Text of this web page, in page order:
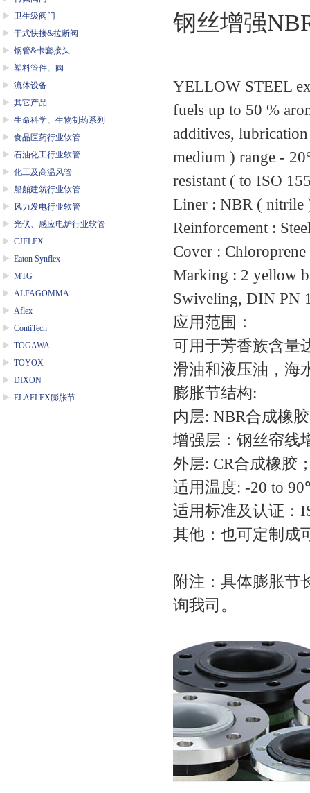
卫生级阀门
干式快接&拉断阀
钢管&卡套接头
塑料管件、阀
流体设备
其它产品
生命科学、生物制药系列
食品医药行业软管
石油化工行业软管
化工及高温风管
船舶建筑行业软管
风力发电行业软管
光伏、感应电炉行业软管
CJFLEX
Eaton Synflex
MTG
ALFAGOMMA
Aflex
ContiTech
TOGAWA
TOYOX
DIXON
ELAFLEX膨胀节
钢丝增强
YELLOW STEEL
fuels up to 50 %
additives,
medium ) range -
resistant ( to ISO
Liner : NBR ( nitrile
Reinforcement :
Cover : Chloroprene
Marking : 2 yellow
Swiveling, DIN PN
应用范围：
可用于芳香族含量
滑油和液压油，海
膨胀节结构:
内层: NBR合成橡
增强层：钢丝帘线
外层: CR合成橡胶
适用温度: -20 to
适用标准及认证：
其他：也可定制成
附注：具体膨胀节
询我司。